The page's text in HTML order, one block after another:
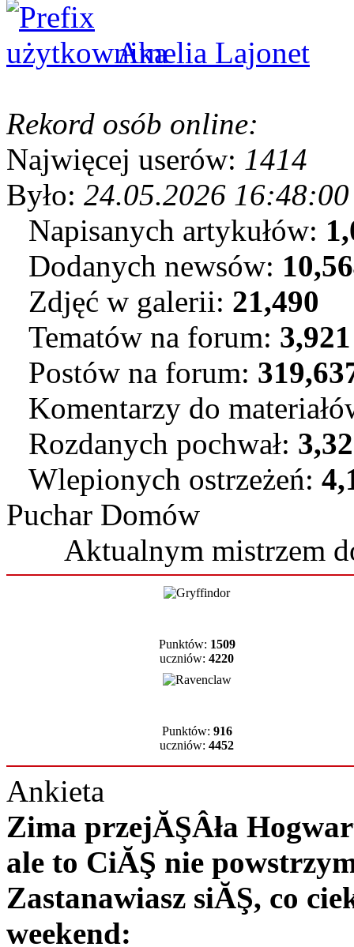
Amelia Lajonet
Rekord osób online:
Najwięcej userów: 1414
Było: 24.05.2026 16:48:00
Napisanych artykułów:
Dodanych newsów:
Zdjęć w galerii: 21,490
Tematów na forum: 3,921
Postów na forum:
Komentarzy do
Rozdanych pochwał:
Wlepionych ostrzeżeń:
Puchar Domów
Aktualnym mistrzem
Punktów: 1509
uczniów: 4220
Punktów: 916
uczniów: 4452
Ankieta
Zima przejĂŞÂła
ale to CiĂŞ nie
Zastanawiasz siĂŞ, co
weekend: